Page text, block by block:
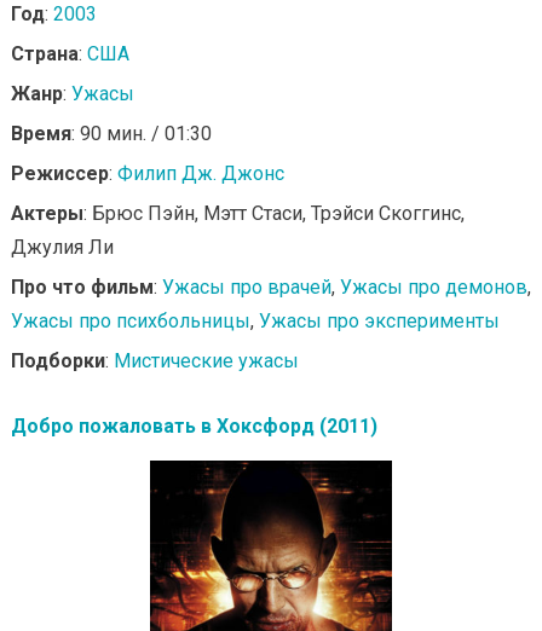
Год: 2003
Страна: США
Жанр: Ужасы
Время: 90 мин. / 01:30
Режиссер: Филип Дж. Джонс
Актеры: Брюс Пэйн, Мэтт Стаси, Трэйси Скоггинс,
Джулия Ли
Про что фильм: Ужасы про врачей, Ужасы про демонов,
Ужасы про психбольницы, Ужасы про эксперименты
Подборки: Мистические ужасы
Добро пожаловать в Хоксфорд (2011)